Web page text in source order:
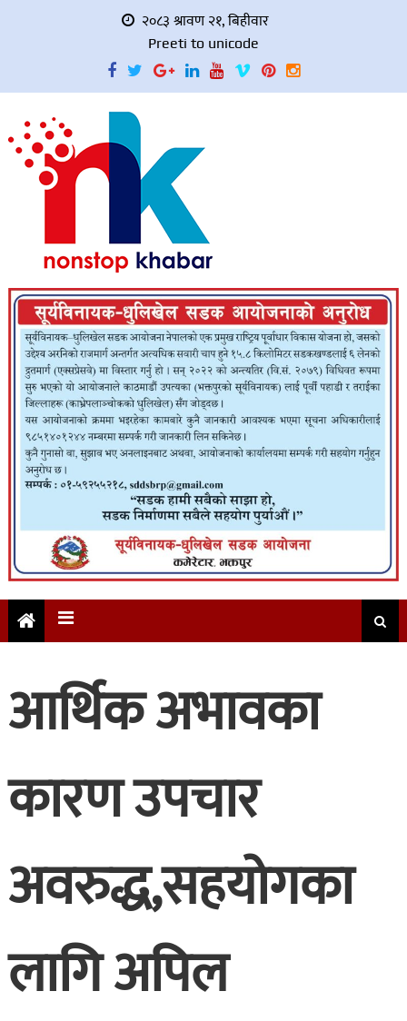
२०८३ श्रावण २१, बिहीवार
Preeti to unicode
आर्थिक अभावका
कारण उपचार
अवरुद्ध,सहयोगका
लागि अपिल